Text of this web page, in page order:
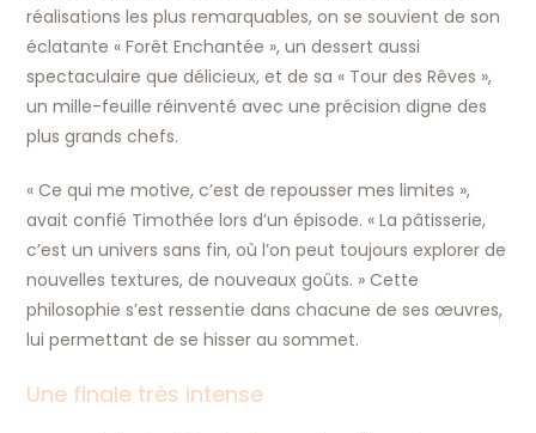
réalisations les plus remarquables, on se souvient de son
éclatante « Forêt Enchantée », un dessert aussi
spectaculaire que délicieux, et de sa « Tour des Rêves »,
un mille-feuille réinventé avec une précision digne des
plus grands chefs.
« Ce qui me motive, c’est de repousser mes limites »,
avait confié Timothée lors d’un épisode. « La pâtisserie,
c’est un univers sans fin, où l’on peut toujours explorer de
nouvelles textures, de nouveaux goûts. » Cette
philosophie s’est ressentie dans chacune de ses œuvres,
lui permettant de se hisser au sommet.
Une finale très intense